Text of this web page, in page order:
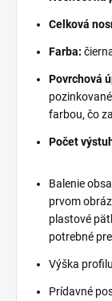
Celková
Farba:
Povrchová
farbou, čo
Počet
Balenie
prvom
plastové
potrebné
Výška
Prídavné